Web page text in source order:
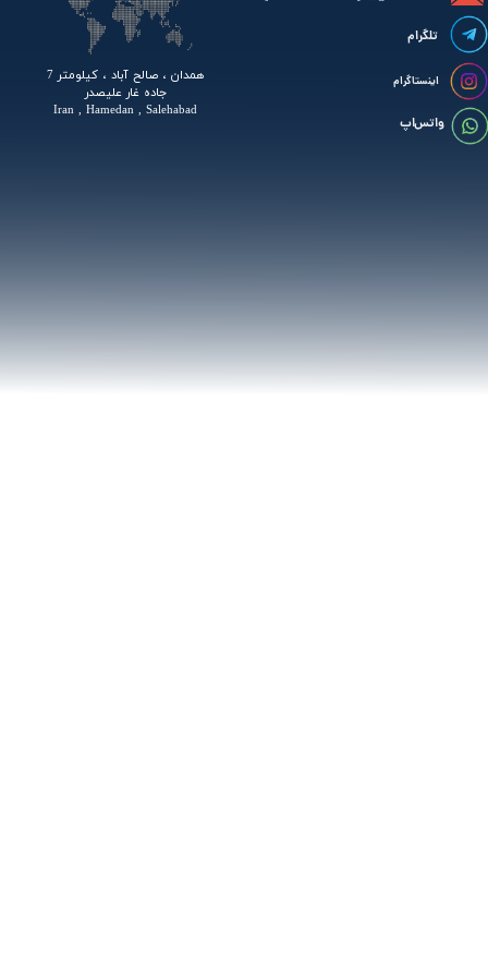
همدان ، صالح آباد ، کیلومتر 7
جاده غار علیصدر
Iran , Hamedan , Salehabad
اینستاگرام
تلگرام
واتس اپ